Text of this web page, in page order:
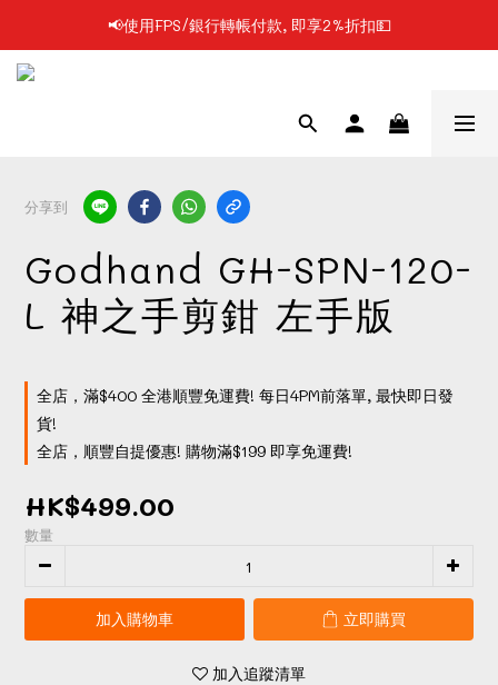
📢凡購物滿$199 順豐自提點免運費📦📦
📢使用FPS/銀行轉帳付款, 即享2%折扣💵
分享到
Godhand GH-SPN-120-
L 神之手剪鉗 左手版
全店，滿$400 全港順豐免運費! 每日4PM前落單, 最快即日發
貨!
全店，順豐自提優惠! 購物滿$199 即享免運費!
HK$499.00
數量
加入購物車 立即購買
加入追蹤清單